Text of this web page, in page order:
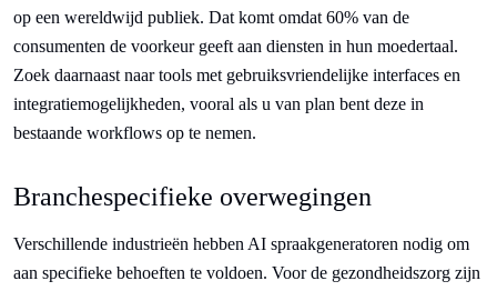
op een wereldwijd publiek. Dat komt omdat 60% van de
consumenten de voorkeur geeft aan diensten in hun moedertaal.
Zoek daarnaast naar tools met gebruiksvriendelijke interfaces en
integratiemogelijkheden, vooral als u van plan bent deze in
bestaande workflows op te nemen.
Branchespecifieke overwegingen
Verschillende industrieën hebben AI spraakgeneratoren nodig om
aan specifieke behoeften te voldoen. Voor de gezondheidszorg zijn